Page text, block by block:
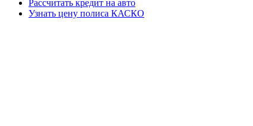
Рассчитать кредит на авто
Узнать цену полиса КАСКО